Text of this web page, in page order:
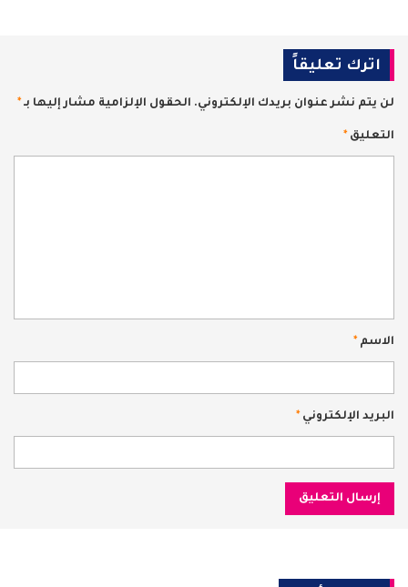
اترك تعليقاً
لن يتم نشر عنوان بريدك الإلكتروني. الحقول الإلزامية مشار إليها بـ *
التعليق *
الاسم *
البريد الإلكتروني *